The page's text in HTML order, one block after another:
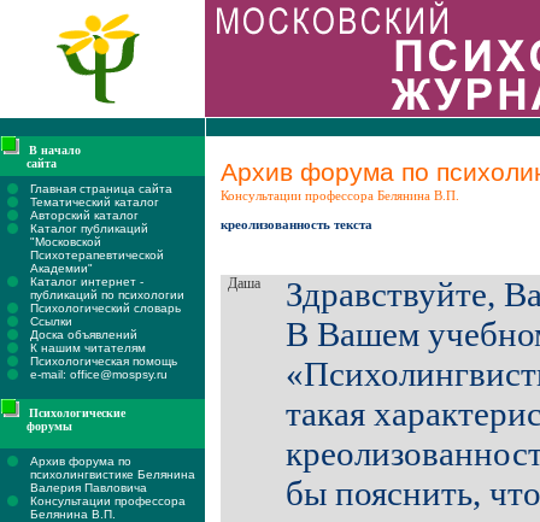
В начало
сайта
Главная страница сайта
Тематический каталог
Авторский каталог
Каталог публикаций
"Московской
Психотерапевтической
Академии"
Каталог интернет -
публикаций по психологии
Психологический словарь
Ссылки
Доска объявлений
К нашим читателям
Психологическая помощь
e-mail: office@mospsy.ru
Психологические
форумы
Архив форума по
психолингвистике Белянина
Валерия Павловича
Консультации профессора
Белянина В.П.
Архив форума по
Консультации профессора Белянина В.П.
креолизованность текста
Даша
Здравствуйте,
В Вашем
такая
бы пояснить,